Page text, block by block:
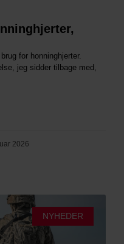
for honninghjerter.
jeg sidder tilbage med,
2026
NYHEDER